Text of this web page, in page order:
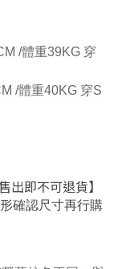
/體重39KG 穿
/體重40KG 穿S
出即不可退貨】
確認尺寸再行購